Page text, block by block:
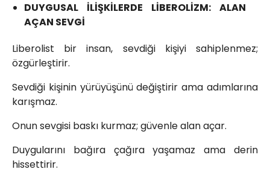
DUYGUSAL İLİŞKİLERDE LİBEROLİZM: ALAN
AÇAN SEVGİ
Liberolist bir insan, sevdiği kişiyi sahiplenmez;
özgürleştirir.
Sevdiği kişinin yürüyüşünü değiştirir ama adımlarına
karışmaz.
Onun sevgisi baskı kurmaz; güvenle alan açar.
Duygularını bağıra çağıra yaşamaz ama derin
hissettirir.